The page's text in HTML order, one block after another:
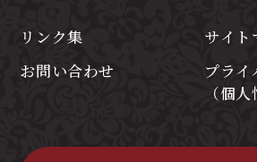
リンク集
サイト
お問い合わせ
プライ
（個